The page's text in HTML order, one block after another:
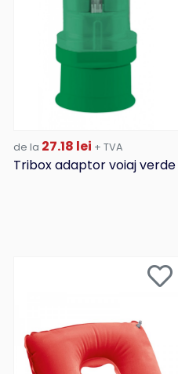
de la 27.18 lei + TVA
Tribox adaptor voiaj verde